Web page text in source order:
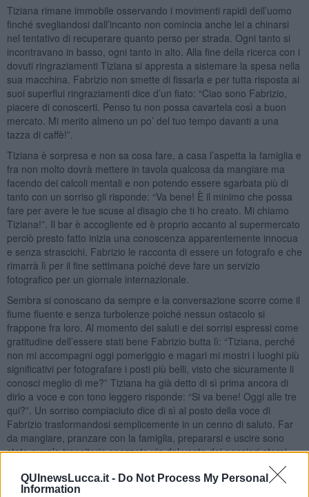
QUInewsLucca.it - Do Not Process My Personal
Information
Tiziana rimane immobile osservando i movimenti rapidi dell’uomo
finché svegliandosi dall’incanto non comincia anche lei a chinarsi
nel tentativo di recuperare quanto perso per strada. Ogni tanto si
incontravano in basso, ogni tanto in alto. Alla fine della ricerca con i
dovuti ringraziamenti Tiziana si appresta a sistemare la spesa nella
sua macchina. Fabrizio non smette di fissarla e per tutta risposta ai
suoi superflui ringraziamenti dice d’un fiato: “Ciao sono Fabrizio,
piacere di conoscerti. Penso tu non possa cavartela così a buon
mercato. Mi merito almeno un po’ del tuo tempo davanti a una
tazza di caffè!”.
Tiziana è sorpresa e non sa cosa fare, a casa l’aspetta la famiglia e
fra non molto dovrà mettere in tavola qualcosa da mangiare ma
facendo dei calcoli mentali e non potendo essere sgarbata più di
tanto con un sorriso gli risponde: “Va bene! È il minimo che possa
fare per avere le tue scuse al disagio che ti ho creato. Mi chiamo
Tiziana!”. Il bar è accogliente ed è proprio accanto al supermercato
perciò presto fatto inizia una conoscenza apparentemente innocua
e senza strascichi. Fabrizio le racconta di essere un fotografo e che
rimarrà lì per il fine settimana poiché deve fare un servizio
fotografico per un giornale internazionale.
Sembra si conoscano da sempre e la conversazione scorre come il
fiume fluente e senza turbolenze poiché nessun ostacolo si
frappone fra loro. Al momento dei saluti e dei sorrisi espressi come
gratitudine dell’essere stati bene Fabrizio butta lì: “Tiziana, perché
non mi accompagni oggi pomeriggio e magari mi mostri i luoghi più
significativi per fotografare i posti più belli, visto che sicuramente li
conosci meglio di me?” Tiziana ha già detto di sì prima ancora di
dirlo a voce e con tono leggero risponde: “Si va bene! Oggi alle tre
qui?”. Un sorriso compiaciuto dice di sì al posto della voce di
Fabrizio trasformandosi semplicemente in un cenno di saluto. Far
da mangiare, pranzare con la famiglia, prepararsi e uscire sono
state nuvole transitorie spazzate via dal vento dei pensieri eterei
nell’attesa di rivedere quell’uomo dal sorriso splendido. Il quadro è
chiaro nella mente e anche l’alchimia che si è creata tra i due.